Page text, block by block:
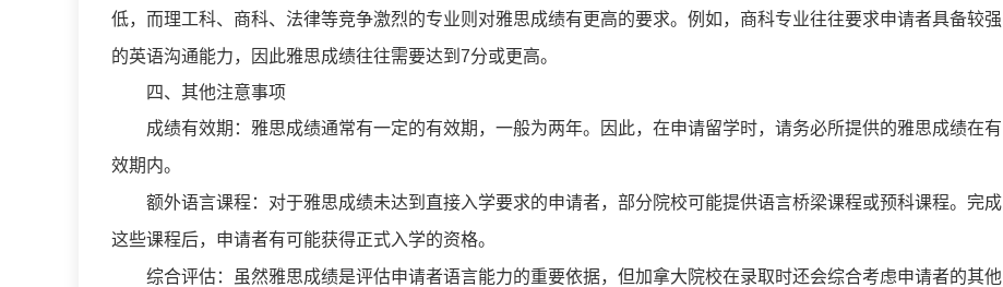
低，而理工科、商科、法律等竞争激烈的专业则对雅思成绩有更高的要求。例如，商科专业往往要求申请者具备较强
的英语沟通能力，因此雅思成绩往往需要达到7分或更高。
四、其他注意事项
成绩有效期：雅思成绩通常有一定的有效期，一般为两年。因此，在申请留学时，请务必所提供的雅思成绩在有
效期内。
额外语言课程：对于雅思成绩未达到直接入学要求的申请者，部分院校可能提供语言桥梁课程或预科课程。完成
这些课程后，申请者有可能获得正式入学的资格。
综合评估：虽然雅思成绩是评估申请者语言能力的重要依据，但加拿大院校在录取时还会综合考虑申请者的其他
登录/注册
* 手机号:
* 验证码: 获取验证码